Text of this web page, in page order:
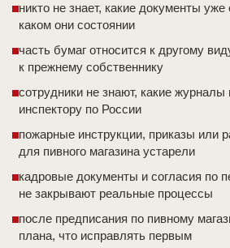
никто не знает, какие документы
каком они состоянии
часть бумаг относится к другому
к прежнему собственнику
сотрудники не знают, какие журналы
инспектору по России
пожарные инструкции, приказы или
для пивного магазина устарели
кадровые документы и согласия по
не закрывают реальные процессы
после предписания по пивному
плана, что исправлять первым